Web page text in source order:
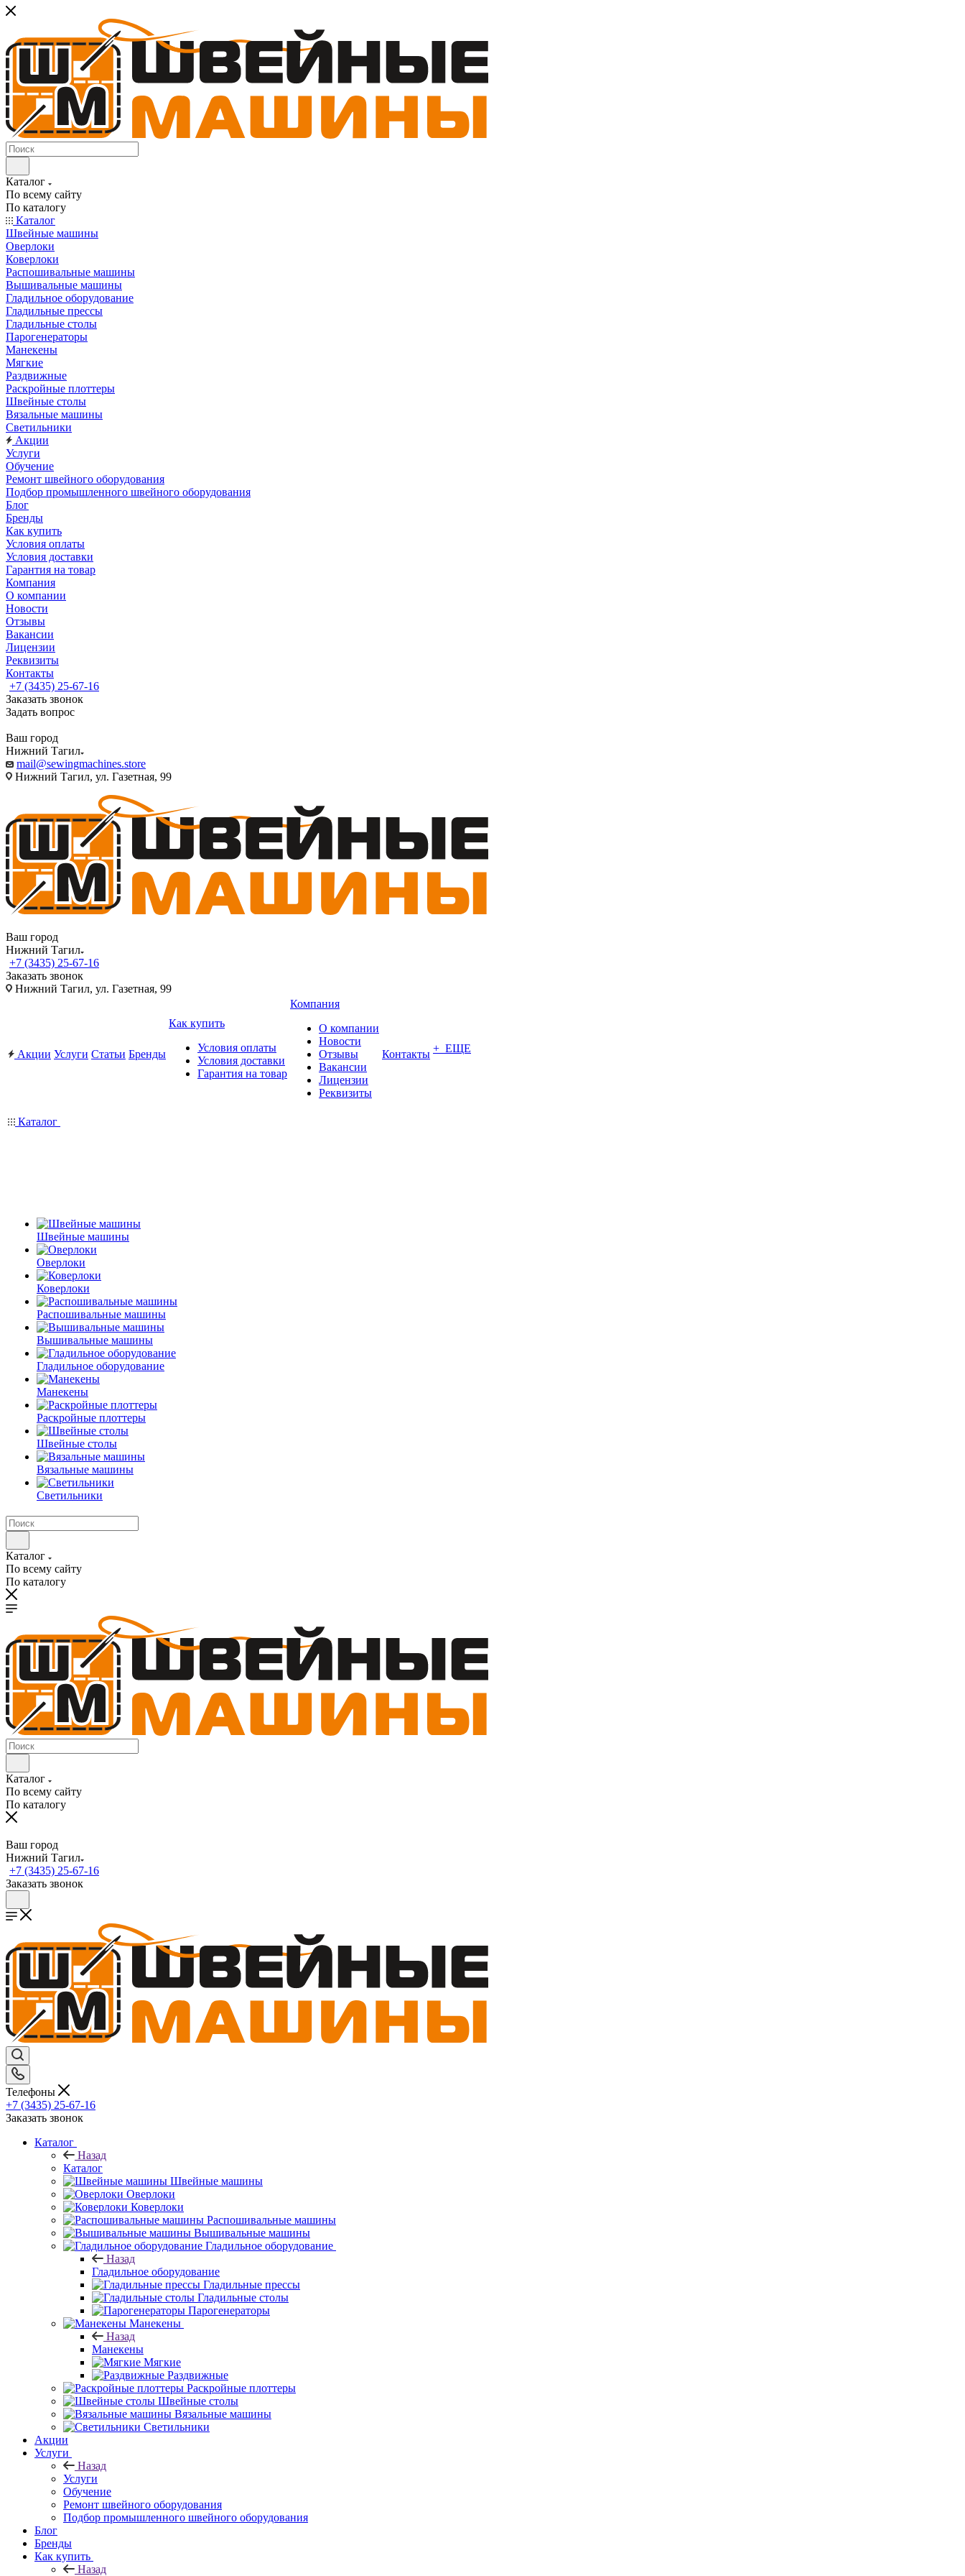
Каталог
По всему сайту
По каталогу
Каталог
Швейные машины
Оверлоки
Коверлоки
Распошивальные машины
Вышивальные машины
Гладильное оборудование
Гладильные прессы
Гладильные столы
Парогенераторы
Манекены
Мягкие
Раздвижные
Раскройные плоттеры
Швейные столы
Вязальные машины
Светильники
Акции
Услуги
Обучение
Ремонт швейного оборудования
Подбор промышленного швейного оборудования
Блог
Бренды
Как купить
Условия оплаты
Условия доставки
Гарантия на товар
Компания
О компании
Новости
Отзывы
Вакансии
Лицензии
Реквизиты
Контакты
+7 (3435) 25-67-16
Заказать звонок
Задать вопрос
Ваш город
Нижний Тагил
mail@sewingmachines.store
Нижний Тагил, ул. Газетная, 99
Ваш город
Нижний Тагил
+7 (3435) 25-67-16
Заказать звонок
Нижний Тагил, ул. Газетная, 99
Акции Услуги Статьи Бренды
Как купить
Условия оплаты
Условия доставки
Гарантия на товар
Компания
О компании
Новости
Отзывы
Вакансии
Лицензии
Реквизиты
Контакты + ЕЩЕ
Каталог
Швейные машины
Оверлоки
Коверлоки
Распошивальные машины
Вышивальные машины
Гладильное оборудование
Манекены
Раскройные плоттеры
Швейные столы
Вязальные машины
Светильники
Каталог
По всему сайту
По каталогу
Каталог
По всему сайту
По каталогу
Ваш город
Нижний Тагил
+7 (3435) 25-67-16
Заказать звонок
Телефоны
+7 (3435) 25-67-16
Заказать звонок
Каталог
Назад
Каталог
Швейные машины
Оверлоки
Коверлоки
Распошивальные машины
Вышивальные машины
Гладильное оборудование
Назад
Гладильное оборудование
Гладильные прессы
Гладильные столы
Парогенераторы
Манекены
Назад
Манекены
Мягкие
Раздвижные
Раскройные плоттеры
Швейные столы
Вязальные машины
Светильники
Акции
Услуги
Назад
Услуги
Обучение
Ремонт швейного оборудования
Подбор промышленного швейного оборудования
Блог
Бренды
Как купить
Назад